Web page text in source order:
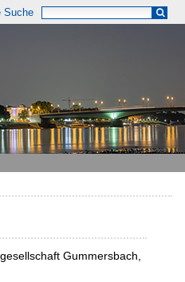
Suche
Gummersbach,